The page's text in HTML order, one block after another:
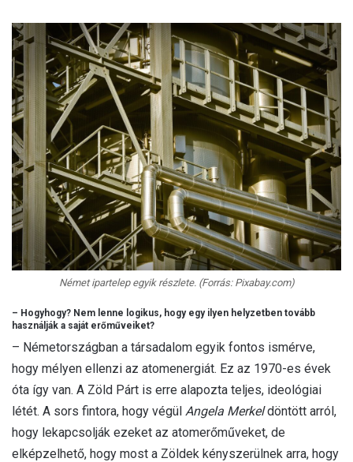
Német ipartelep egyik részlete. (Forrás: Pixabay.com)
– Hogyhogy? Nem lenne logikus, hogy egy ilyen helyzetben tovább
használják a saját erőműveiket?
– Németországban a társadalom egyik fontos ismérve,
hogy mélyen ellenzi az atomenergiát. Ez az 1970-es évek
óta így van. A Zöld Párt is erre alapozta teljes, ideológiai
létét. A sors fintora, hogy végül Angela Merkeldöntött arról,
hogy lekapcsolják ezeket az atomerőműveket, de
elképzelhető, hogy most a Zöldek kényszerülnek arra, hogy